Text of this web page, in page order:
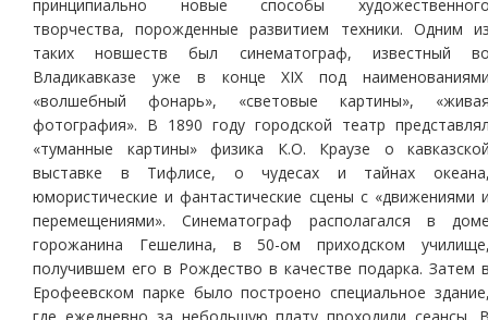
принципиально новые способы
творчества, порожденные развитием техники. Одним
таких новшеств был синематограф, известный
Владикавказе уже в конце XIX под
«волшебный фонарь», «световые картины»,
фотография». В 1890 году городской театр
«туманные картины» физика К.О. Краузе о
выставке в Тифлисе, о чудесах и тайнах
юмористические и фантастические сцены с «движениями
перемещениями». Синематограф располагался в
горожанина Гешелина, в 50-ом приходском
получившем его в Рождество в качестве подарка. Затем
Ерофеевском парке было построено специальное